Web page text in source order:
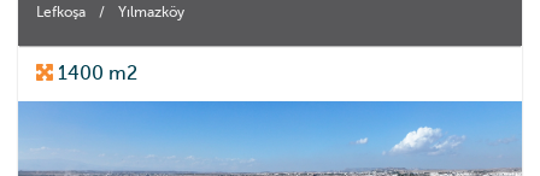
Lefkoşa / Yılmazköy
1400 m2